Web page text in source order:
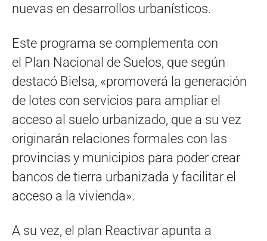
nuevas en desarrollos urbanísticos.
Este programa se complementa con
el Plan Nacional de Suelos, que según
destacó Bielsa, «promoverá la generación
de lotes con servicios para ampliar el
acceso al suelo urbanizado, que a su vez
originarán relaciones formales con las
provincias y municipios para poder crear
bancos de tierra urbanizada y facilitar el
acceso a la vivienda».
A su vez, el plan Reactivar apunta a